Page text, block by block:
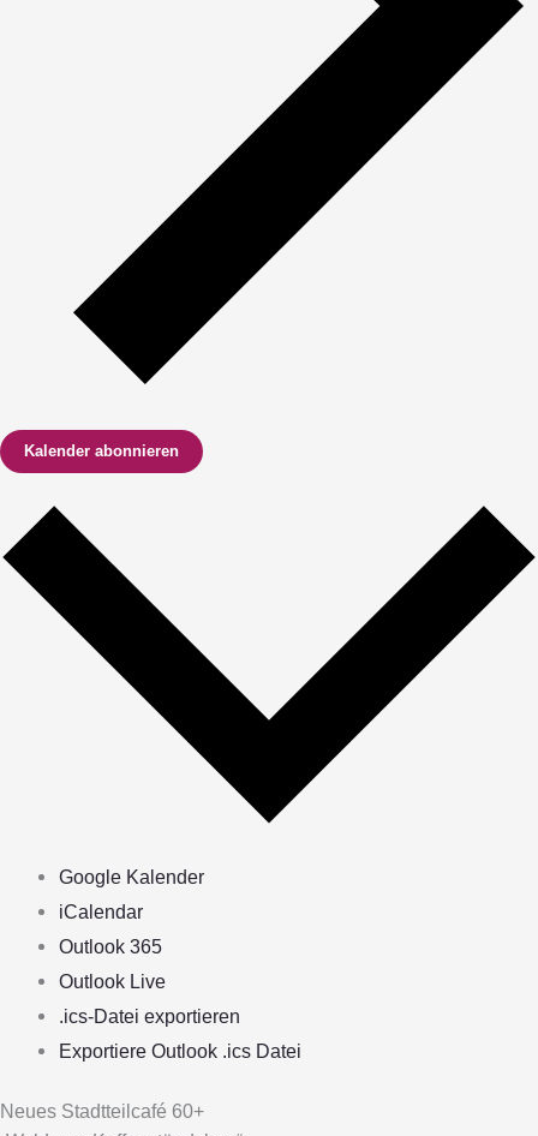
Kalender abonnieren
Google Kalender
iCalendar
Outlook 365
Outlook Live
.ics-Datei exportieren
Exportiere Outlook .ics Datei
Neues Stadtteilcafé 60+